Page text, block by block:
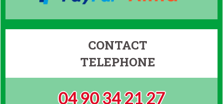
CONTACT
TELEPHONE
04 90 34 21 27